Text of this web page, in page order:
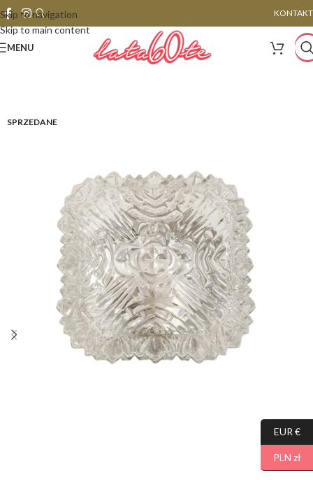
Skip to navigation
Skip to main content
KONTAKT
MENU
SPRZEDANE
EUR €
PLN zł